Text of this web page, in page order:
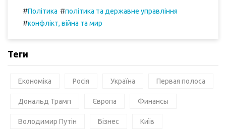
#Політика #політика та державне управління
#конфлікт, війна та мир
Теги
Економіка Росія Україна Первая полоса
Дональд Трамп Європа Финансы
Володимир Путін Бізнес Київ